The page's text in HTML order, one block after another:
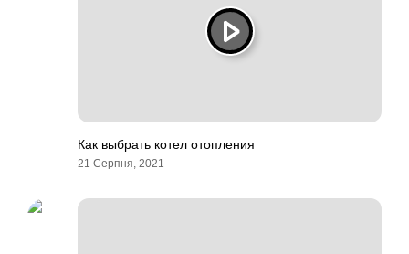
Как выбрать котел отопления
21 Серпня, 2021